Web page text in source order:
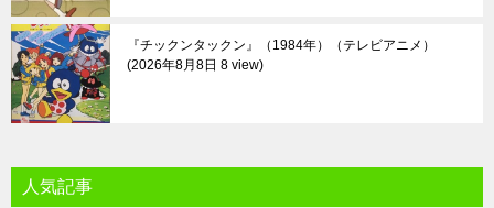
『チックンタックン』（1984年）（テレビアニメ）
2026年8月8日 8 view
人気記事